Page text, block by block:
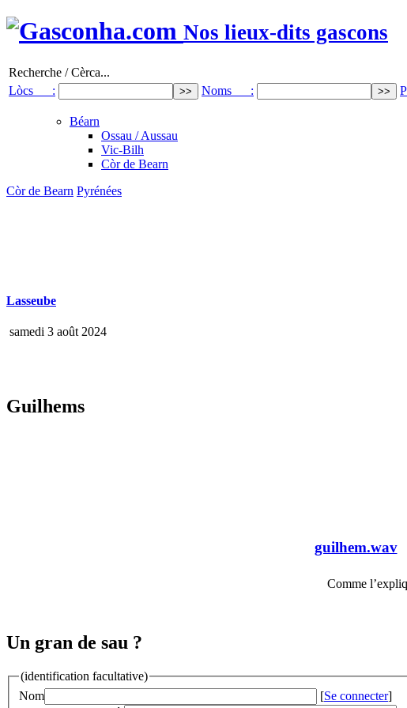
Nos lieux-dits gascons
Recherche / Cèrca...
Lòcs :
Noms :
Béarn
Ossau / Aussau
Vic-Bilh
Còr de Bearn
Còr de Bearn Pyrénées
Lasseube
samedi 3 août 2024
Guilhems
guilhem.wav
Comme
Un gran de sau ?
(identification facultative)
Nom
[Se connecter]